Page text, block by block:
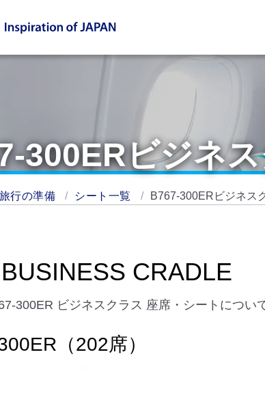
300ERビジネ
行の準備 シート一覧 B767-300ERビジネス
CRADLE
300ER ビジネスクラス 座席・シートについ
（202席）